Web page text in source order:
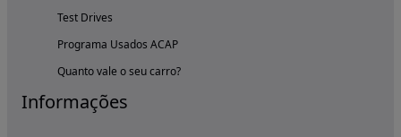
Test Drives
Programa Usados ACAP
Quanto vale o seu carro?
Informações